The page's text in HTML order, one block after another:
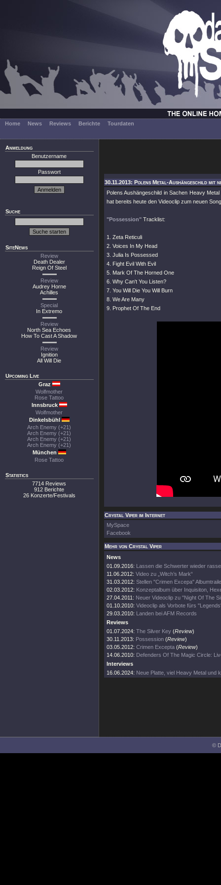
Home News Reviews Berichte Tourdaten
Anmeldung
Benutzername
Passwort
Suche
SiteNews
Review
Death Dealer
Reign Of Steel
Review
Audrey Horne
Achilles
Special
In Extremo
Review
North Sea Echoes
How To Cast A Shadow
Review
Ignition
All Will Die
Upcoming Live
Graz
Wolfmother
Rose Tattoo
Innsbruck
Wolfmother
Dinkelsbühl
Arch Enemy (+21)
Arch Enemy (+21)
Arch Enemy (+21)
Arch Enemy (+21)
München
Rose Tattoo
Statistics
7714 Reviews
912 Berichte
26 Konzerte/Festivals
30.11.2013: Polens Metal-Aushängeschild mit
Polens Aushängeschild in Sachen Heavy
hat bereits heute den Videoclip zum neuen
"Possession" Tracklist:
1. Zeta Reticuli
2. Voices In My Head
3. Julia Is Possessed
4. Fight Evil With Evil
5. Mark Of The Horned One
6. Why Can't You Listen?
7. You Will Die You Will Burn
8. We Are Many
9. Prophet Of The End
Crystal Viper im Internet
MySpace
Facebook
Mehr von Crystal Viper
News
01.09.2016: Lassen die Schwerter wieder
11.06.2012: Video zu „Witch’s Mark“
31.03.2012: Stellen "Crimen Excepa"
02.03.2012: Konzeptalbum über Inquisiton,
27.04.2011: Neuer Videoclip zu "Night Of The
01.10.2010: Videoclip als Vorbote fürs
29.03.2010: Landen bei AFM Records
Reviews
01.07.2024: The Silver Key (Review)
30.11.2013: Possession (Review)
03.05.2012: Crimen Excepta (Review)
14.06.2010: Defenders Of The Magic Circle:
Interviews
16.06.2024: Neue Platte, viel Heavy Metal und
©